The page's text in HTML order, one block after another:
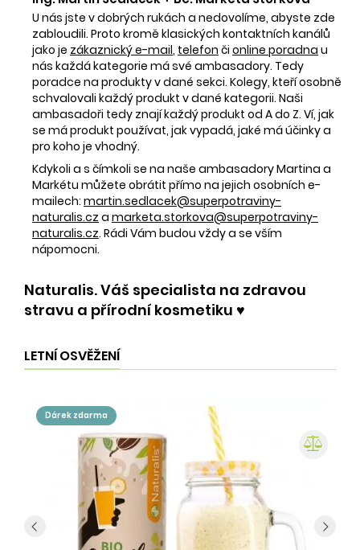
U nás jste v dobrých rukách a nedovolíme, abyste zde
zabloudili. Proto kromě klasických kontaktních kanálů
jako je zákaznický e-mail, telefon či online poradna u
nás každá kategorie má své ambasadory. Tedy
poradce na produkty v dané sekci. Kolegy, kteří osobně
schvalovali každý produkt v dané kategorii. Naši
ambasadoři tedy znají každý produkt od A do Z. Ví, jak
se má produkt používat, jak vypadá, jaké má účinky a
pro koho je vhodný.
Kdykoli a s čímkoli se na naše ambasadory Martina a
Markétu můžete obrátit přímo na jejich osobních e-
mailech: martin.sedlacek@superpotraviny-
naturalis.cz a marketa.storkova@superpotraviny-
naturalis.cz. Rádi Vám budou vždy a se vším
nápomocni.
Naturalis. Váš specialista na zdravou
stravu a přírodní kosmetiku ♥️
LETNÍ OSVĚŽENÍ
dárek zdarma